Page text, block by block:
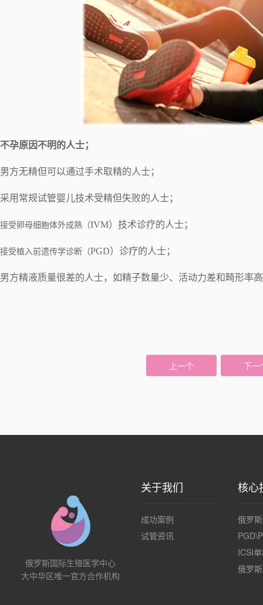
不孕原因不明的人士；
男方无精但可以通过手术取精的人士；
采用常规试管婴儿技术受精但失败的人士；
接受卵母细胞体外成熟（IVM）技术诊疗的人士；
接受植入前遗传学诊断（PGD）诊疗的人士；
男方精液质量很差的人士，如精子数量少、活动力差和畸形率
上一个 下一
俄罗斯国际生殖医学中心
大中华区唯一官方合作机构
关于我们
成功案例
试管资讯
核心
俄罗
ICSI
俄罗